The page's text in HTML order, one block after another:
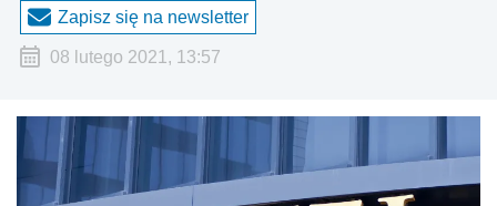
Zapisz się na newsletter
08 lutego 2021, 13:57